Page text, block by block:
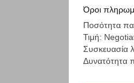
Όροι
Ποσότητα
Τιμή:
Συσκευασία
Δυνατότητα